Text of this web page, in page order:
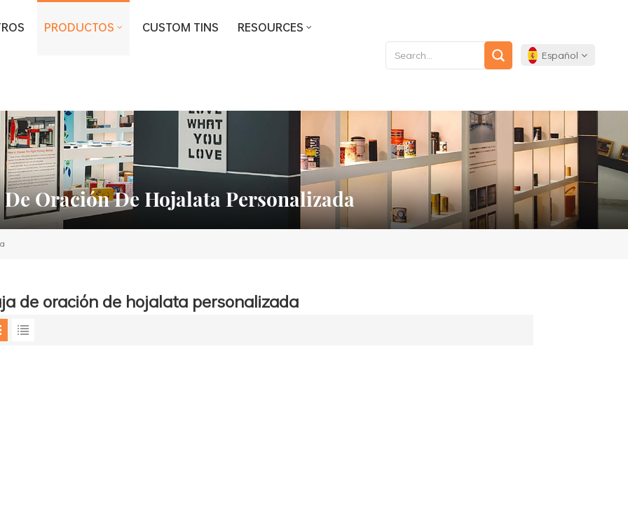
PRODUCTOS CUSTOM TINS RESOURCES
Español
Français
Deutsch
Español
De Oración De Hojalata Personalizada
de oración de hojalata personalizada